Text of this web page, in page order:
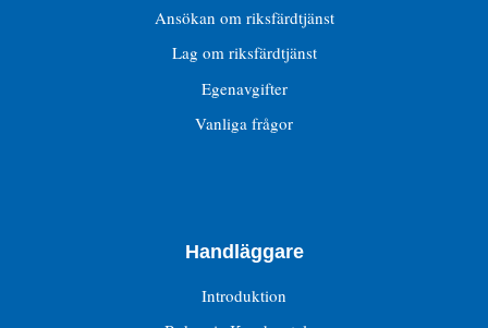
Ansökan om riksfärdtjänst
Lag om riksfärdtjänst
Egenavgifter
Vanliga frågor
Handläggare
Introduktion